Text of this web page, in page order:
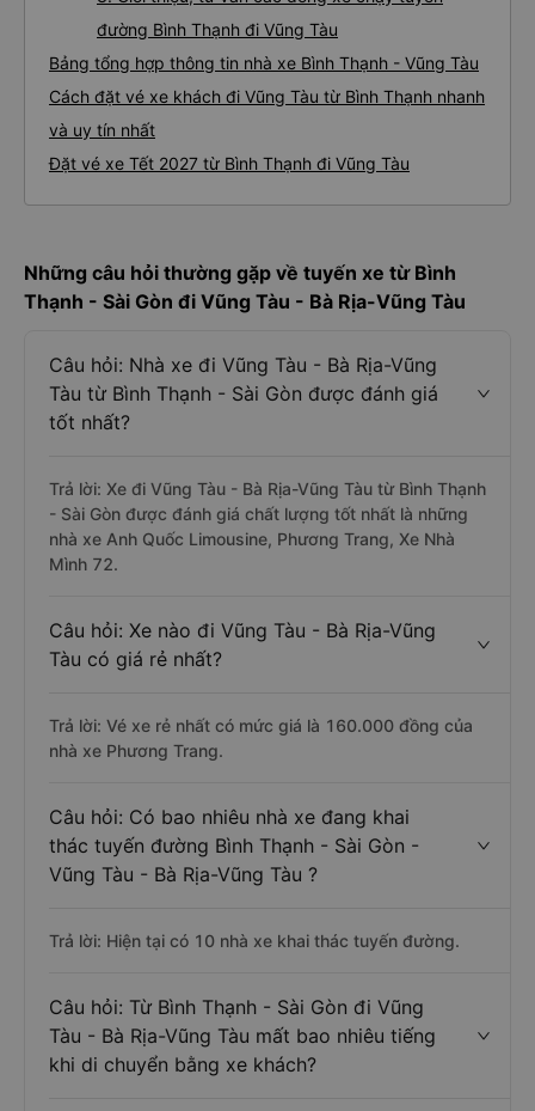
đường Bình Thạnh đi Vũng Tàu
Bảng tổng hợp thông tin nhà xe Bình Thạnh - Vũng Tàu
Cách đặt vé xe khách đi Vũng Tàu từ Bình Thạnh nhanh
và uy tín nhất
Đặt vé xe Tết 2027 từ Bình Thạnh đi Vũng Tàu
Những câu hỏi thường gặp về tuyến xe từ Bình
Thạnh - Sài Gòn đi Vũng Tàu - Bà Rịa-Vũng Tàu
Câu hỏi: Nhà xe đi Vũng Tàu - Bà Rịa-Vũng
Tàu từ Bình Thạnh - Sài Gòn được đánh giá
tốt nhất?
Trả lời: Xe đi Vũng Tàu - Bà Rịa-Vũng Tàu từ Bình Thạnh
- Sài Gòn được đánh giá chất lượng tốt nhất là những
nhà xe Anh Quốc Limousine, Phương Trang, Xe Nhà
Mình 72.
Câu hỏi: Xe nào đi Vũng Tàu - Bà Rịa-Vũng
Tàu có giá rẻ nhất?
Trả lời: Vé xe rẻ nhất có mức giá là 160.000 đồng của
nhà xe Phương Trang.
Câu hỏi: Có bao nhiêu nhà xe đang khai
thác tuyến đường Bình Thạnh - Sài Gòn -
Vũng Tàu - Bà Rịa-Vũng Tàu ?
Trả lời: Hiện tại có 10 nhà xe khai thác tuyến đường.
Câu hỏi: Từ Bình Thạnh - Sài Gòn đi Vũng
Tàu - Bà Rịa-Vũng Tàu mất bao nhiêu tiếng
khi di chuyển bằng xe khách?